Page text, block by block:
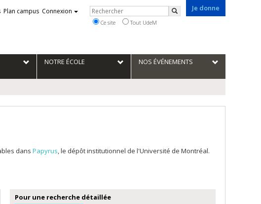
Je donne
Plan campus Connexion Rechercher
Rechercher
Ce site Tout UdeM
NOTRE ÉCOLE NOS ÉVÉNEMENTS
dans Papyrus, le dépôt institutionnel de l'Université de Montréal.
Pour une recherche détaillée